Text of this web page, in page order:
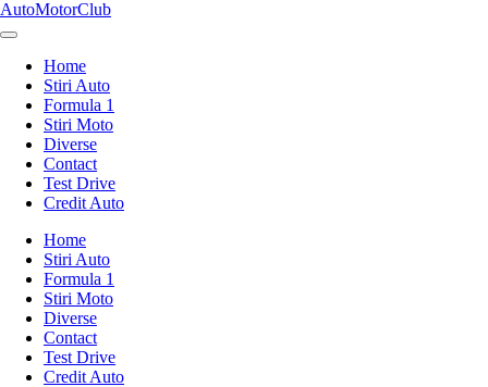
Skip
to
AutoMotorClub
Totul
masini
pasionatii
masini
Home
Stiri Auto
Formula 1
Stiri Moto
Diverse
Contact
Test Drive
Credit Auto
Home
Stiri Auto
Formula 1
Stiri Moto
Diverse
Contact
Test Drive
Credit Auto